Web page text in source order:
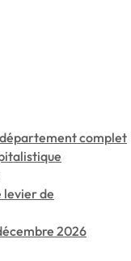
département complet
de
2026